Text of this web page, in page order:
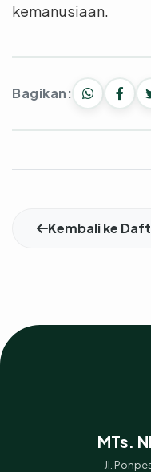
kemanusiaan.
Bagikan:
Kembali ke
MTs.
Jl.